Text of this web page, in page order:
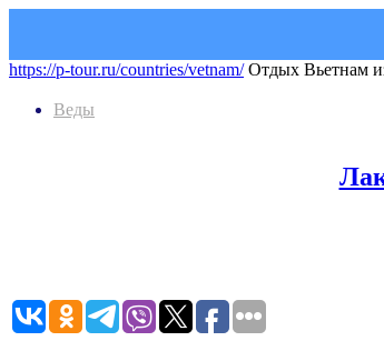
https://p-tour.ru/countries/vetnam/Отдых Вьетнам
Веды